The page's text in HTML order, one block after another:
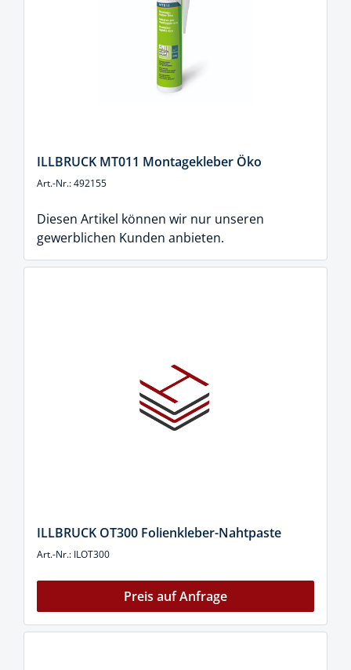
ILLBRUCK MT011 Montagekleber Öko
Art.-Nr.: 492155
Diesen Artikel können wir nur unseren
gewerblichen Kunden anbieten.
ILLBRUCK OT300 Folienkleber-Nahtpaste
Art.-Nr.: ILOT300
Preis auf Anfrage